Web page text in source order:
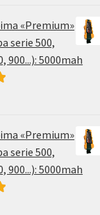
«Premium»
serie 500,
900...): 5000mah
«Premium»
serie 500,
900...): 5000mah